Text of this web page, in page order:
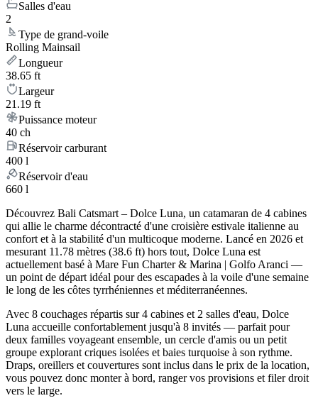
Salles d'eau
2
Type de grand-voile
Rolling Mainsail
Longueur
38.65 ft
Largeur
21.19 ft
Puissance moteur
40 ch
Réservoir carburant
400 l
Réservoir d'eau
660 l
Découvrez Bali Catsmart – Dolce Luna, un catamaran de 4 cabines
qui allie le charme décontracté d'une croisière estivale italienne au
confort et à la stabilité d'un multicoque moderne. Lancé en 2026 et
mesurant 11.78 mètres (38.6 ft) hors tout, Dolce Luna est
actuellement basé à Mare Fun Charter & Marina | Golfo Aranci —
un point de départ idéal pour des escapades à la voile d'une semaine
le long de les côtes tyrrhéniennes et méditerranéennes.
Avec 8 couchages répartis sur 4 cabines et 2 salles d'eau, Dolce
Luna accueille confortablement jusqu'à 8 invités — parfait pour
deux familles voyageant ensemble, un cercle d'amis ou un petit
groupe explorant criques isolées et baies turquoise à son rythme.
Draps, oreillers et couvertures sont inclus dans le prix de la location,
vous pouvez donc monter à bord, ranger vos provisions et filer droit
vers le large.